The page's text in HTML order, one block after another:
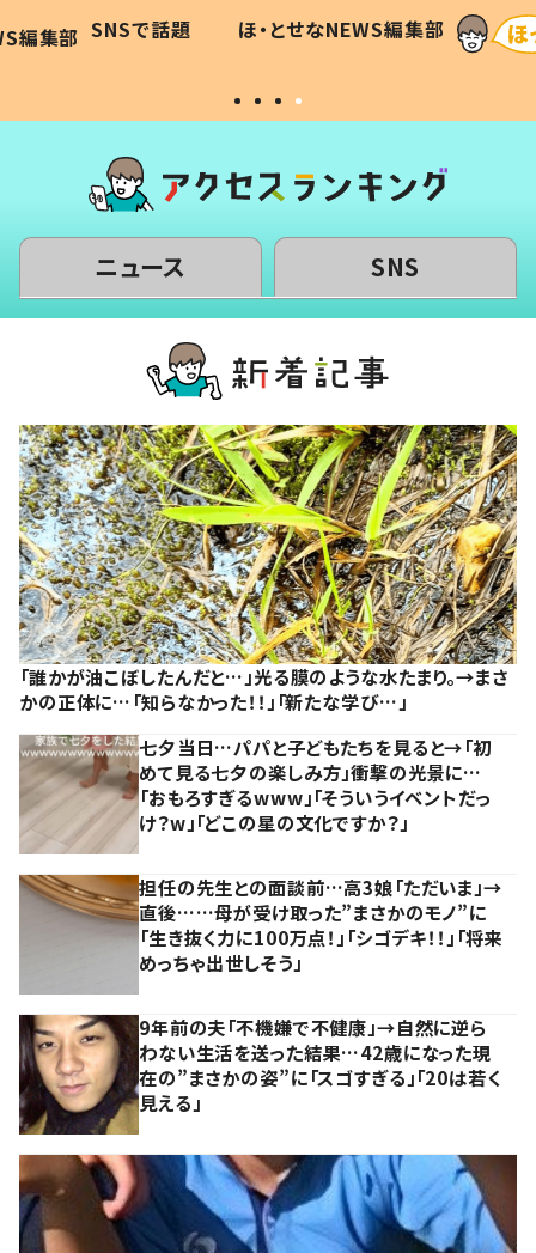
編集部
作り続ける理由とは #令和の親
#令和の子
SNSで話題 ほ・とせなNEWS編集部 「涙が
い」
ニュース SNS
「誰かが油こぼしたんだと…」光る膜のような水たまり。→まさ
かの正体に…「知らなかった！！」「新たな学び…」
七夕当日…パパと子どもたちを見ると→「初
めて見る七夕の楽しみ方」衝撃の光景に…
「おもろすぎるwww」「そういうイベントだっ
け？w」「どこの星の文化ですか？」
担任の先生との面談前…高3娘「ただいま」→
直後……母が受け取った”まさかのモノ”に
「生き抜く力に100万点！」「シゴデキ！！」「将来
めっちゃ出世しそう」
9年前の夫「不機嫌で不健康」→自然に逆ら
わない生活を送った結果…42歳になった現
在の”まさかの姿”に「スゴすぎる」「20は若く
見える」